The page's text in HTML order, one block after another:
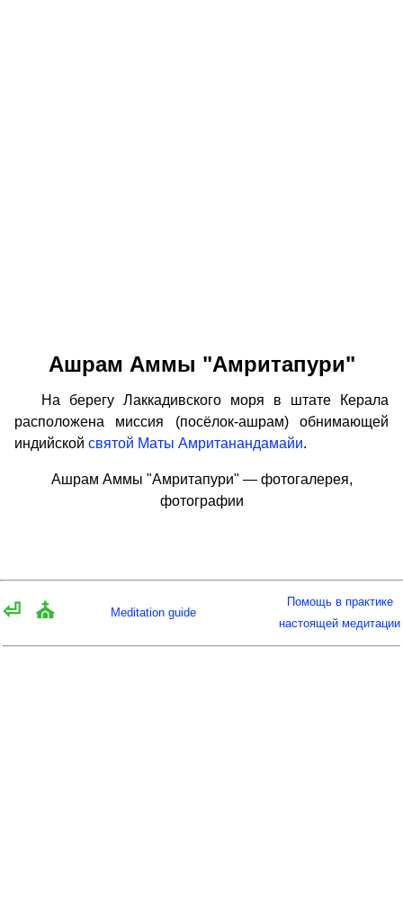
Ашрам Аммы "Амритапури"
На берегу Лаккадивского моря в штате Керала
расположена миссия (посёлок-ашрам) обнимающей
индийской святой Маты Амританандамайи.
Ашрам Аммы "Амритапури" — фотогалерея,
фотографии
⏎ ⛪ Meditation guide
Помощь в практике
настоящей медитации